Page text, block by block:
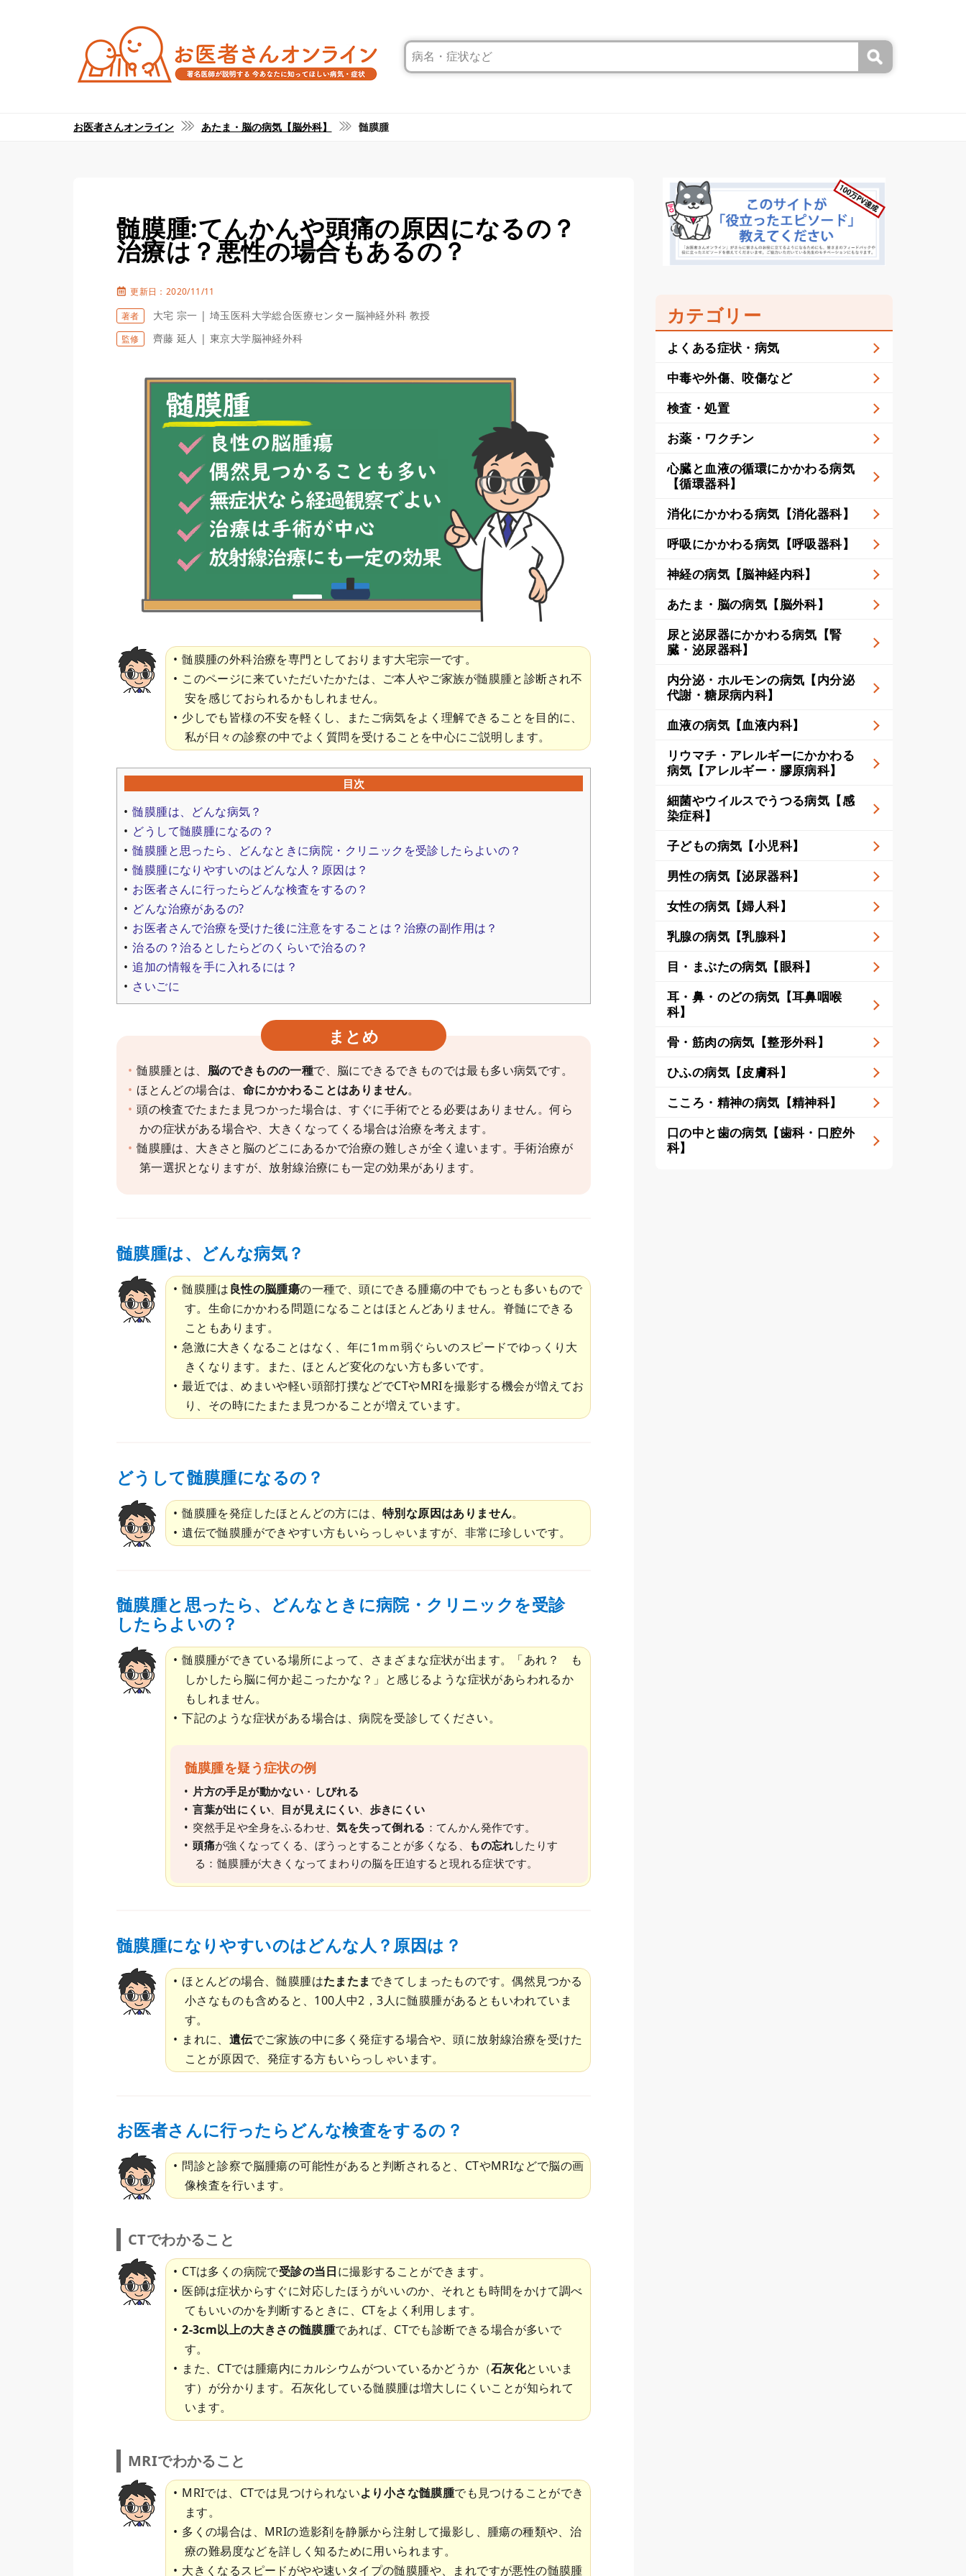
お医者さんオンライン あたま・脳の病気【脳外科】 髄膜腫
髄膜腫:てんかんや頭痛の原因になるの？
治療は？悪性の場合もあるの？
更新日：2020/11/11
著者
大宅 宗一 | 埼玉医科大学総合医療センター脳神経外科 教授
監修 齊藤 延人 | 東京大学脳神経外科
髄膜腫の外科治療を専門としております大宅宗一です。
このページに来ていただいたかたは、ご本人やご家族が髄膜腫と診断され不
安を感じておられるかもしれません。
少しでも皆様の不安を軽くし、またご病気をよく理解できることを目的に、
私が日々の診察の中でよく質問を受けることを中心にご説明します。
目次
髄膜腫は、どんな病気？
どうして髄膜腫になるの？
髄膜腫と思ったら、どんなときに病院・クリニックを受診したらよいの？
髄膜腫になりやすいのはどんな人？原因は？
お医者さんに行ったらどんな検査をするの？
どんな治療があるの?
お医者さんで治療を受けた後に注意をすることは？治療の副作用は？
治るの？治るとしたらどのくらいで治るの？
追加の情報を手に入れるには？
さいごに
まとめ
髄膜腫とは、 脳のできものの一種で、脳にできるできものでは最も多い病気です。
ほとんどの場合は、 命にかかわることはありません。
頭の検査でたまたま見つかった場合は、すぐに手術でとる必要はありません。何ら
かの症状がある場合や、大きくなってくる場合は治療を考えます。
髄膜腫は、大きさと脳のどこにあるかで治療の難しさが全く違います。手術治療が
第一選択となりますが、放射線治療にも一定の効果があります。
髄膜腫は、どんな病気？
髄膜腫は良性の脳腫瘍の一種で、頭にできる腫瘍の中でもっとも多いもので
す。生命にかかわる問題になることはほとんどありません。脊髄にできる
こともあります。
急激に大きくなることはなく、年に1ｍｍ弱ぐらいのスピードでゆっくり大
きくなります。また、ほとんど変化のない方も多いです。
最近では、めまいや軽い頭部打撲などでCTやMRIを撮影する機会が増えてお
り、その時にたまたま見つかることが増えています。
どうして髄膜腫になるの？
髄膜腫を発症したほとんどの方には、特別な原因はありません。
遺伝で髄膜腫ができやすい方もいらっしゃいますが、非常に珍しいです。
髄膜腫と思ったら、どんなときに病院・クリニックを受診
したらよいの？
髄膜腫ができている場所によって、さまざまな症状が出ます。「あれ？ も
しかしたら脳に何か起こったかな？」と感じるような症状があらわれるか
もしれません。
下記のような症状がある場合は、病院を受診してください。
髄膜腫を疑う症状の例
片方の手足が動かない ・ しびれる
言葉が出にくい、 目が見えにくい
歩きにくい
突然手足や全身をふるわせ、気を失って倒れる ：てんかん発作です。
頭痛が強くなってくる、ぼうっとすることが多くなる、 もの忘れしたりす
る：髄膜腫が大きくなってまわりの脳を圧迫すると現れる症状です。
髄膜腫になりやすいのはどんな人？原因は？
ほとんどの場合、髄膜腫はたまたまできてしまったものです。偶然見つかる
小さなものも含めると、100人中2，3人に髄膜腫があるともいわれていま
す。
まれに、 遺伝でご家族の中に多く発症する場合や、頭に放射線治療を受けた
ことが原因で、発症する方もいらっしゃいます。
お医者さんに行ったらどんな検査をするの？
問診と診察で脳腫瘍の可能性があると判断されると、CTやMRIなどで脳の画
像検査を行います。
CTでわかること
CTは多くの病院で受診の当日に撮影することができます。
医師は症状からすぐに対応したほうがいいのか、それとも時間をかけて調べ
てもいいのかを判断するときに、CTをよく利用します。
2-3cm以上の大きさの髄膜腫であれば、CTでも診断できる場合が多いで
す。
また、CTでは腫瘍内にカルシウムがついているかどうか（石灰化といいま
す）が分かります。石灰化している髄膜腫は増大しにくいことが知られて
います。
MRIでわかること
MRIでは、CTでは見つけられないより小さな髄膜腫でも見つけることができ
ます。
多くの場合は、MRIの造影剤を静脈から注射して撮影し、腫瘍の種類や、治
療の難易度などを詳しく知るために用いられます。
大きくなるスピードがやや速いタイプの髄膜腫や、まれですが悪性の髄膜腫
カテゴリー
よくある症状・病気
中毒や外傷、咬傷など
検査・処置
お薬・ワクチン
心臓と血液の循環にかかわる病気
【循環器科】
消化にかかわる病気【消化器科】
呼吸にかかわる病気【呼吸器科】
神経の病気【脳神経内科】
あたま・脳の病気【脳外科】
尿と泌尿器にかかわる病気【腎
臓・泌尿器科】
内分泌・ホルモンの病気【内分泌
代謝・糖尿病内科】
血液の病気【血液内科】
リウマチ・アレルギーにかかわる
病気【アレルギー・膠原病科】
細菌やウイルスでうつる病気【感
染症科】
子どもの病気【小児科】
男性の病気【泌尿器科】
女性の病気【婦人科】
乳腺の病気【乳腺科】
目・まぶたの病気【眼科】
耳・鼻・のどの病気【耳鼻咽喉
科】
骨・筋肉の病気【整形外科】
ひふの病気【皮膚科】
こころ・精神の病気【精神科】
口の中と歯の病気【歯科・口腔外
科】